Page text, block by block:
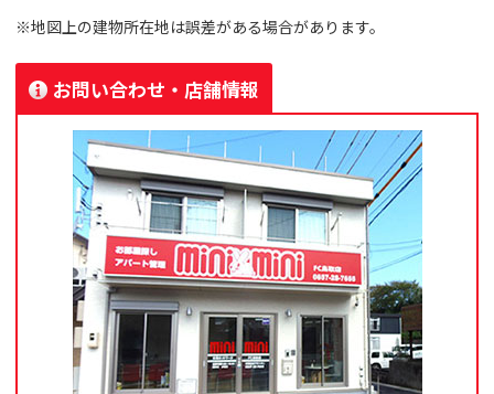
※地図上の建物所在地は誤差がある場合があります。
お問い合わせ・店舗情報